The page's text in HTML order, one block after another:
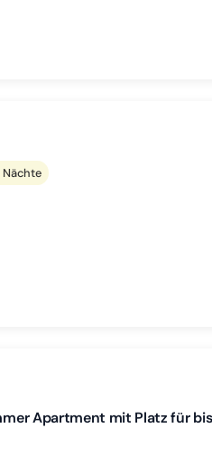
Apartment mit Platz für